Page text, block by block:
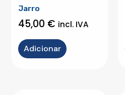
Jarro
45,00 € incl. IVA
Adicionar